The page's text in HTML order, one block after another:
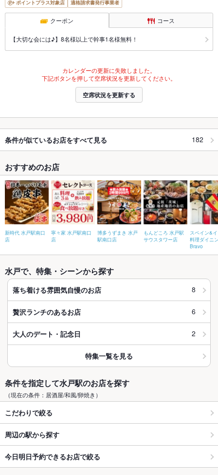
ポイントプラス対象店
適格請求書発行事業者
クーポン コース
【大切な会には♪】8名様以上で幹事1名様無料！
カレンダーの更新に失敗しました。
下記ボタンを押して空席状況を更新してください。
空席状況を更新する
条件が似ているお店をすべて見る 182
おすすめのお店
新時代 水戸駅南口
店
寧々家 水戸駅南口
店
博多うずまき 水戸
駅南口店
もんどころ 水戸駅
サウスタワー店
スペイン&
料理ダイニ
Bravo
水戸で、特集・シーンから探す
落ち着ける雰囲気自慢のお店 8
贅沢ランチのあるお店 6
大人のデート・記念日 2
特集一覧を見る
条件を指定して水戸駅のお店を探す
（現在の条件：居酒屋/和風/卵焼き）
こだわりで絞る
周辺の駅から探す
今日明日予約できるお店で絞る